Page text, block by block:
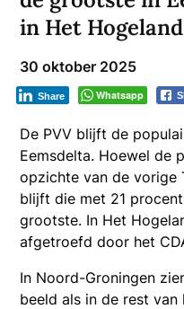
in Het Hogeland
30 oktober 2025
Whatsapp
Share
De PVV blijft de
Eemsdelta. Hoewel de
opzichte van de vorige
blijft die met 21
grootste. In Het
afgetroefd door het
In Noord-Groningen
beeld als in de rest